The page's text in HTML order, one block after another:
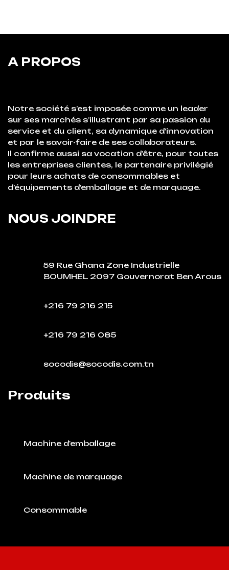
A PROPOS
Notre société s’est imposée comme un leader
sur ses marchés s’illustrant par sa passion du
service et du client, sa dynamique d’innovation
et par le savoir-faire de ses collaborateurs.
Il confirme aussi sa vocation d’être, pour toutes
les entreprises clientes, le partenaire privilégié
pour leurs achats de consommables et
d’équipements d’emballage et de marquage.
NOUS JOINDRE
59 Rue Ghana Zone Industrielle
BOUMHEL 2097 Gouvernorat Ben Arous
+216 79 216 215
+216 79 216 085
socodis@socodis.com.tn
Produits
Machine d'emballage
Machine de marquage
Consommable